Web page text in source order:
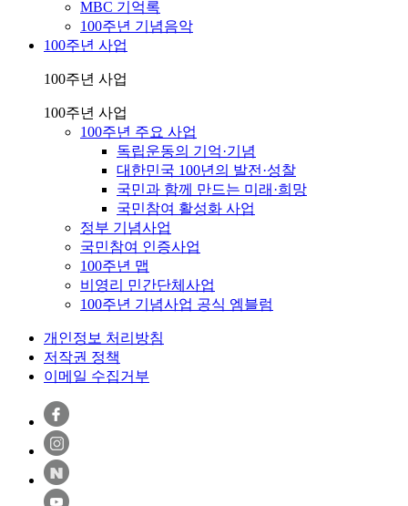
MBC 기억록
100주년 기념음악
100주년 사업
100주년 사업
100주년 사업
100주년 주요 사업
독립운동의 기억·기념
대한민국 100년의 발전·성찰
국민과 함께 만드는 미래·희망
국민참여 활성화 사업
정부 기념사업
국민참여 인증사업
100주년 맵
비영리 민간단체사업
100주년 기념사업 공식 엠블럼
개인정보 처리방침
저작권 정책
이메일 수집거부